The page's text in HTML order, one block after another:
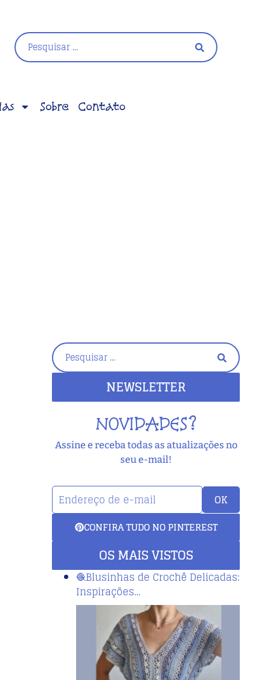
Sobre Contato
NEWSLETTER
NOVIDADES?
Assine e receba todas as atualizações no
seu e-mail!
OK
CONFIRA TUDO NO PINTEREST
OS MAIS VISTOS
🧶Blusinhas de Crochê Delicadas:
Inspirações…